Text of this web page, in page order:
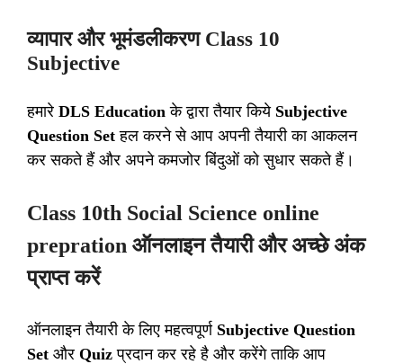
व्यापार और भूमंडलीकरण Class 10
Subjective
हमारे DLS Education के द्वारा तैयार किये Subjective
Question Setहल करने से आप अपनी तैयारी का आकलन
कर सकते हैं और अपने कमजोर बिंदुओं को सुधार सकते हैं।
Class 10th Social Science online
prepration ऑनलाइन तैयारी और अच्छे अंक
प्राप्त करें
ऑनलाइन तैयारी के लिए महत्वपूर्ण Subjective Question
Set और Quiz प्रदान कर रहे है और करेंगे ताकि आप